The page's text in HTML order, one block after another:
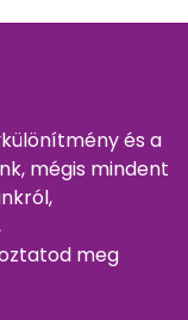
és a
mégis mindent
meg